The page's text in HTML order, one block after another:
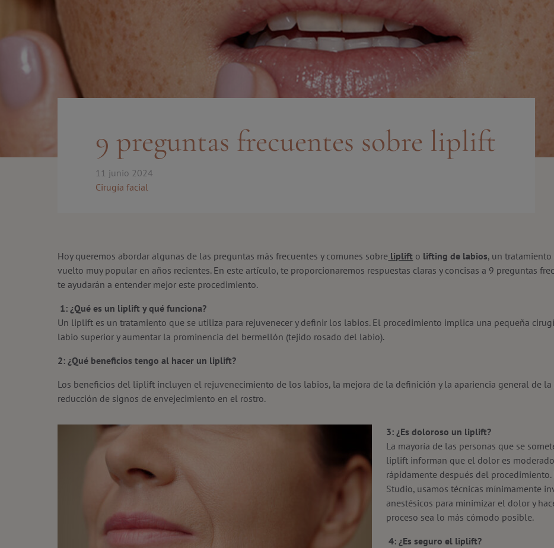
9 preguntas frecuentes sobre liplift
11 junio 2024
Cirugía facial
Hoy queremos abordar algunas de las preguntas más frecuentes y comunes sobre liplift o lifting de labios, un tratamiento
vuelto muy popular en años recientes. En este artículo, te proporcionaremos respuestas claras y concisas a 9 preguntas
te ayudarán a entender mejor este procedimiento.
1: ¿Qué es un liplift y qué funciona?
Un liplift es un tratamiento que se utiliza para rejuvenecer y definir los labios. El procedimiento implica una pequeña
labio superior y aumentar la prominencia del bermellón (tejido rosado del labio).
2: ¿Qué beneficios tengo al hacer un liplift?
Los beneficios del liplift incluyen el rejuvenecimiento de los labios, la mejora de la definición y la apariencia general de la
reducción de signos de envejecimiento en el rostro.
3: ¿Es doloroso un liplift?
La mayoría de las personas que se
liplift informan que el dolor es moderado
rápidamente después del procedimiento.
Studio, usamos técnicas mínimamente
anestésicos para minimizar el dolor y
proceso sea lo más cómodo posible.
4: ¿Es seguro el liplift?